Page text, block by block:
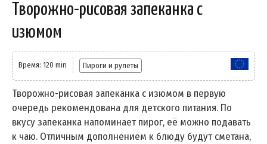
Творожно-рисовая запеканка с
изюмом
Время: 120 min Пироги и рулеты
Творожно-рисовая запеканка с изюмом в первую
очередь рекомендована для детского питания. По
вкусу запеканка напоминает пирог, её можно подавать
к чаю. Отличным дополнением к блюду будут сметана,